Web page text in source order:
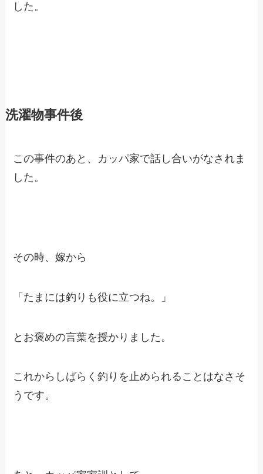
した。
洗濯物事件後
この事件のあと、カッパ家で話し合いがなされま
した。
その時、嫁から
「たまには釣りも役に立つね。」
とお褒めの言葉を授かりました。
これからしばらく釣りを止められることはなさそ
うです。